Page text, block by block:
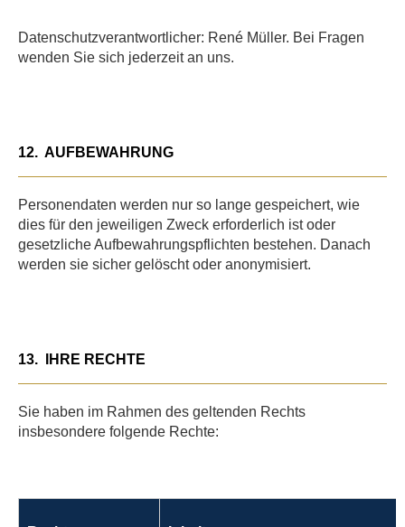
Datenschutzverantwortlicher: René Müller. Bei Fragen
wenden Sie sich jederzeit an uns.
12. AUFBEWAHRUNG
Personendaten werden nur so lange gespeichert, wie
dies für den jeweiligen Zweck erforderlich ist oder
gesetzliche Aufbewahrungspflichten bestehen. Danach
werden sie sicher gelöscht oder anonymisiert.
13. IHRE RECHTE
Sie haben im Rahmen des geltenden Rechts
insbesondere folgende Rechte: